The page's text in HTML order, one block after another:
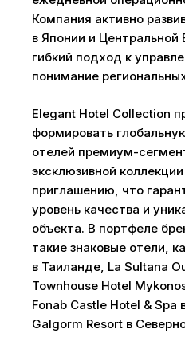
Компания активно
в Японии и
гибкий подход к
понимание
Elegant Hotel Collection
формировать
отелей премиум-
эксклюзивной
приглашению, что
уровень качества и
объекта. В портфеле
такие знаковые отели,
в Таиланде, La Sultana
Townhouse Hotel
Fonab Castle Hotel &
Galgorm Resort в